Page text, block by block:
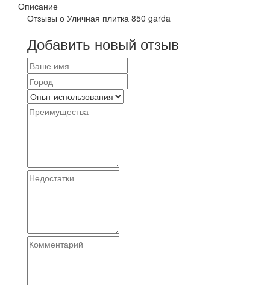
Описание
Отзывы о Уличная плитка 850 garda
Добавить новый отзыв